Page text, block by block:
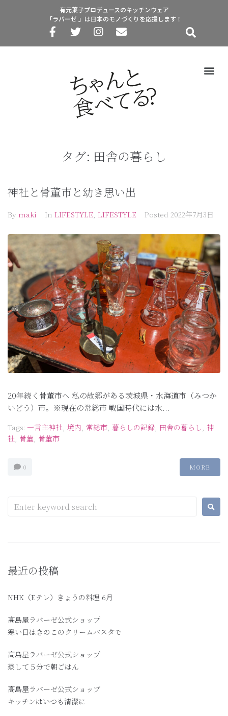
有元葉子プロデュースのキッチンウェア
「ラバーゼ 」は日本のモノづくりを応援します！
タグ: 田舎の暮らし
神社と骨董市と幼き思い出
By maki In LIFESTYLE, LIFESTYLE Posted 2022年7月3日
20年続く骨董市へ 私の故郷がある茨城県・水海道市（みつか
いどう）市。※現在の常総市 戦国時代には水...
Tags: 一言主神社, 境内, 常総市, 暮らしの記録, 田舎の暮らし, 神
社, 骨董, 骨董市
0 MORE
最近の投稿
NHK（Eテレ）きょうの料理 6月
髙島屋ラバーゼ公式ショップ
寒い日はきのこのクリームパスタで
高島屋ラバーゼ公式ショップ
蒸して５分で朝ごはん
髙島屋ラバーゼ公式ショップ
キッチンはいつも清潔に